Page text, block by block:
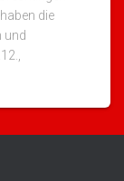
die
und